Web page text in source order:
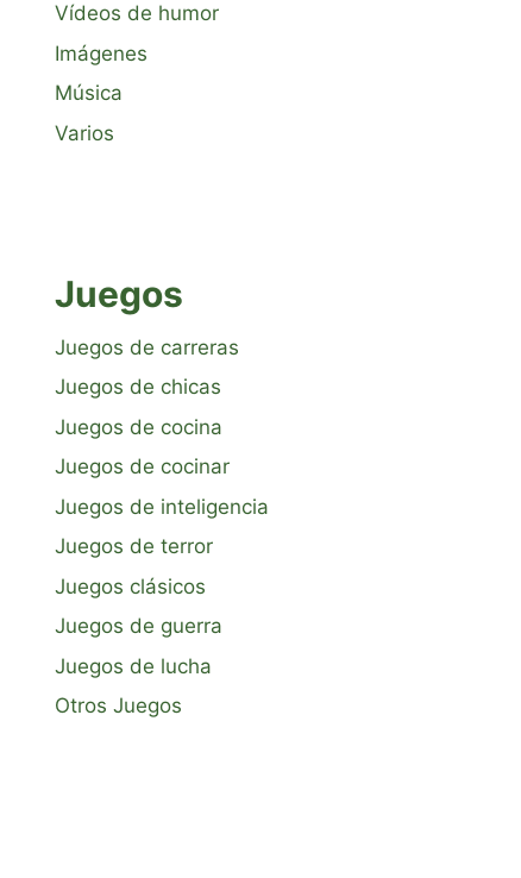
Vídeos de humor
Imágenes
Música
Varios
Juegos
Juegos de carreras
Juegos de chicas
Juegos de cocina
Juegos de cocinar
Juegos de inteligencia
Juegos de terror
Juegos clásicos
Juegos de guerra
Juegos de lucha
Otros Juegos